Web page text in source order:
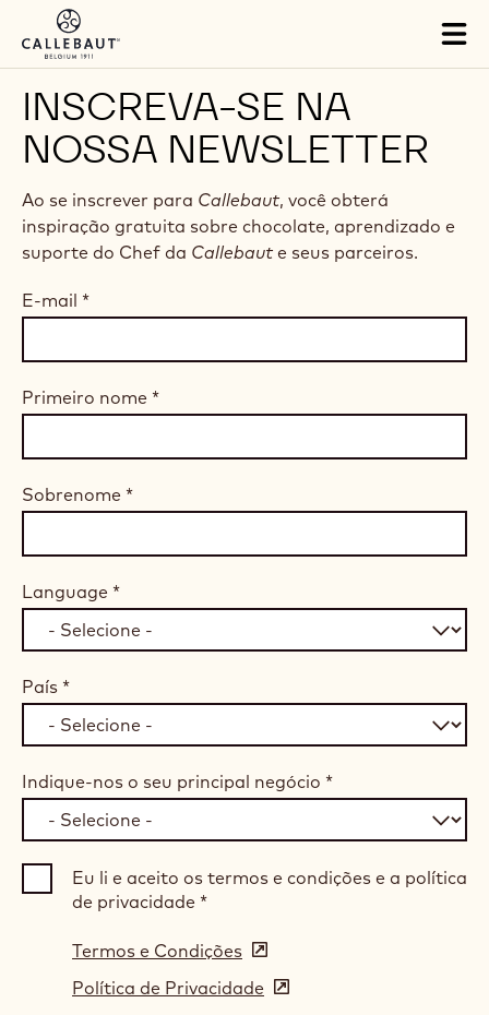
Skip to main content
INSCREVA-SE NA
NOSSA NEWSLETTER
Ao se inscrever para Callebaut, você obterá
inspiração gratuita sobre chocolate, aprendizado e
suporte do Chef da Callebaut e seus parceiros.
E-mail *
Primeiro nome *
Sobrenome *
Language *
País *
Indique-nos o seu principal negócio *
Eu li e aceito os termos e condições e a política
de privacidade *
Termos e Condições (opens
in
a
Política de Privacidade (opens